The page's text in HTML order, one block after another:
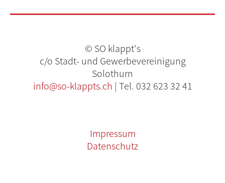
© SO klappt's
c/o Stadt- und Gewerbevereinigung
Solothurn
info@so-klappts.ch | Tel. 032 623 32 41
Impressum
Datenschutz